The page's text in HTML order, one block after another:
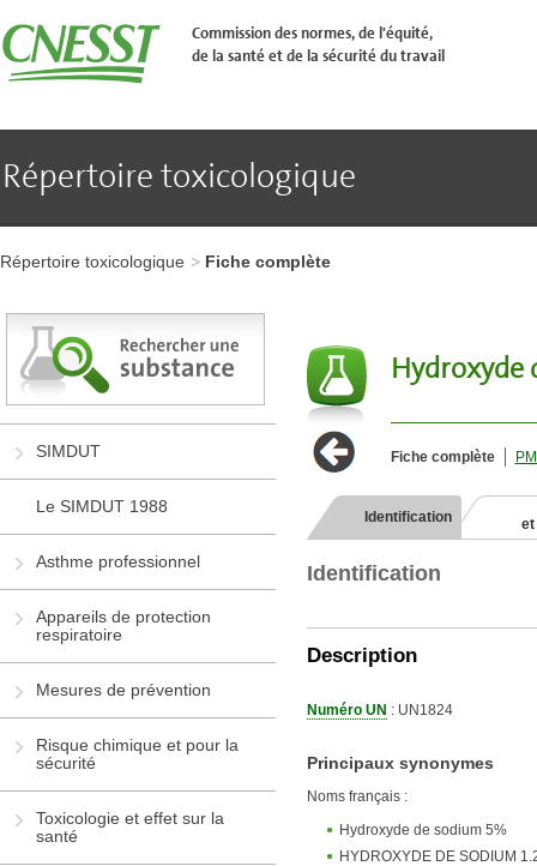
�
l'en-
t�te
de
au
principal
Aller
page
Commission des normes, de l'équité,
de la santé et de la sécurité du travail
Répertoire toxicologique
à
l'en-
de
page
Aller
au
Aller
au
pied
Répertoire toxicologique Fiche complète
SIMDUT
Le SIMDUT 1988
Asthme professionnel
Appareils de protection
respiratoire
Mesures de prévention
Risque chimique et pour la
sécurité
Toxicologie et effet sur la
santé
Hydroxyde
Fiche complète
Identification
Identification
Description
Numéro UN : UN1824
Principaux synonymes
Noms français :
Hydroxyde de sodium 5%
HYDROXYDE DE SODIUM